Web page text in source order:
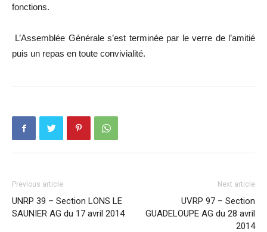
fonctions.
L’Assemblée Générale s’est terminée par le verre de l’amitié
puis un repas en toute convivialité.
Previous article
UNRP 39 – Section LONS LE
SAUNIER AG du 17 avril 2014
Next article
UVRP 97 – Section
GUADELOUPE AG du 28 avril
2014